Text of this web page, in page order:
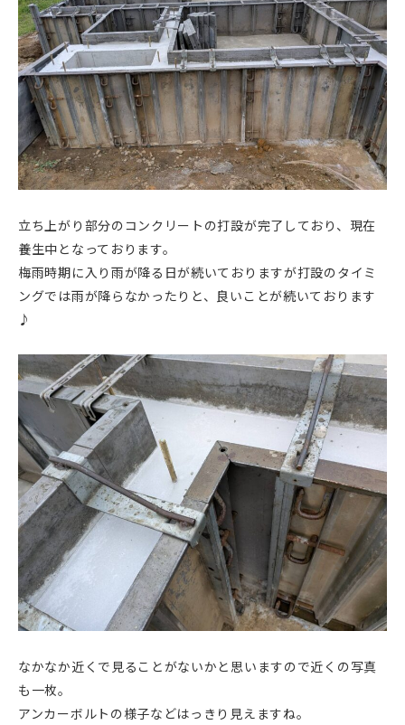
立ち上がり部分のコンクリートの打設が完了しており、現在
養生中となっております。
梅雨時期に入り雨が降る日が続いておりますが打設のタイミ
ングでは雨が降らなかったりと、良いことが続いております
♪
なかなか近くで見ることがないかと思いますので近くの写真
も一枚。
アンカーボルトの様子などはっきり見えますね。